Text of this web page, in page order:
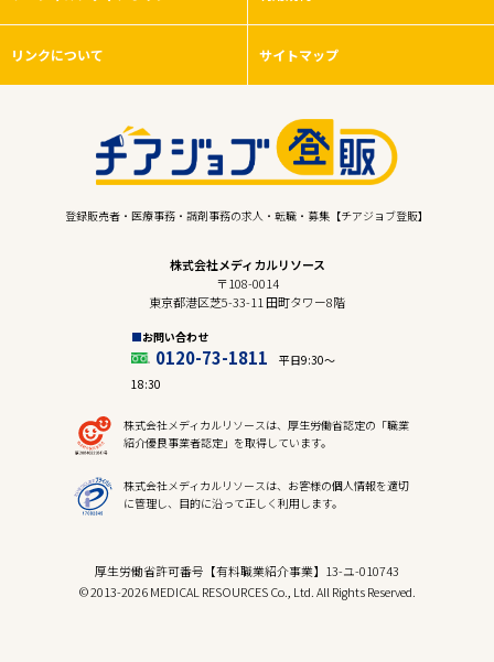
リンクについて サイトマップ
登録販売者・医療事務・調剤事務の求人・転職・募集【チアジョブ登販】
株式会社メディカルリソース
〒108-0014
東京都港区芝5-33-11 田町タワー8階
お問い合わせ
0120-73-1811
平日9:30〜
18:30
株式会社メディカルリソースは、厚生労働省認定の「職業
紹介優良事業者認定」を取得しています。
株式会社メディカルリソースは、お客様の個人情報を適切
に管理し、目的に沿って正しく利用します。
厚生労働省許可番号【有料職業紹介事業】13-ユ-010743
© 2013-2026 MEDICAL RESOURCES Co., Ltd. All Rights Reserved.